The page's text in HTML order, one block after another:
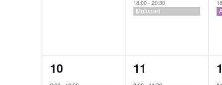
18:00- 20:30
Motorrad
2
10
1
11
2